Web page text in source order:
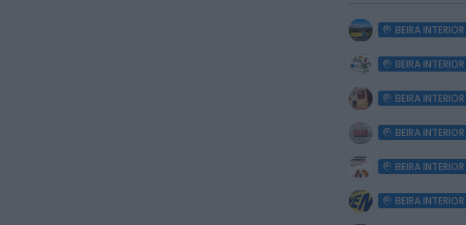
BEIRA INTERIOR
BEIRA INTERIOR
BEIRA INTERIOR
BEIRA INTERIOR
BEIRA INTERIOR
BEIRA INTERIOR